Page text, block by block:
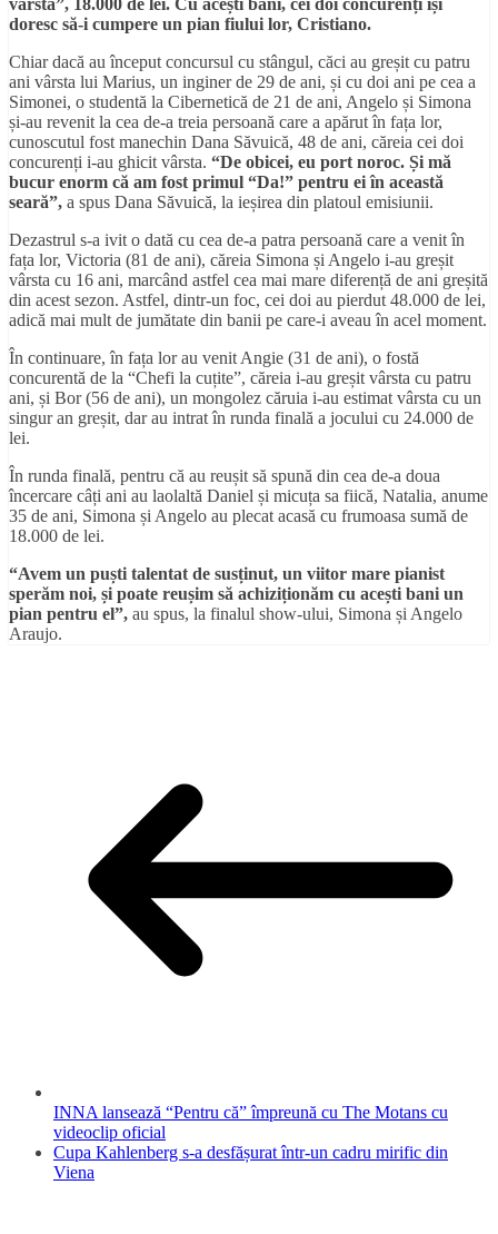
doresc să-i cumpere un pian fiului lor, Cristiano.
Chiar dacă au început concursul cu stângul, căci au greșit cu patru
ani vârsta lui Marius, un inginer de 29 de ani, și cu doi ani pe cea a
Simonei, o studentă la Cibernetică de 21 de ani, Angelo și Simona
și-au revenit la cea de-a treia persoană care a apărut în fața lor,
cunoscutul fost manechin Dana Săvuică, 48 de ani, căreia cei doi
concurenți i-au ghicit vârsta. “De obicei, eu port noroc. Și mă
bucur enorm că am fost primul “Da!” pentru ei în această
seară”, a spus Dana Săvuică, la ieșirea din platoul emisiunii.
Dezastrul s-a ivit o dată cu cea de-a patra persoană care a venit în
fața lor, Victoria (81 de ani), căreia Simona și Angelo i-au greșit
vârsta cu 16 ani, marcând astfel cea mai mare diferență de ani greșită
din acest sezon. Astfel, dintr-un foc, cei doi au pierdut 48.000 de lei,
adică mai mult de jumătate din banii pe care-i aveau în acel moment.
În continuare, în fața lor au venit Angie (31 de ani), o fostă
concurentă de la “Chefi la cuțite”, căreia i-au greșit vârsta cu patru
ani, și Bor (56 de ani), un mongolez căruia i-au estimat vârsta cu un
singur an greșit, dar au intrat în runda finală a jocului cu 24.000 de
lei.
În runda finală, pentru că au reușit să spună din cea de-a doua
încercare câți ani au laolaltă Daniel și micuța sa fiică, Natalia, anume
35 de ani, Simona și Angelo au plecat acasă cu frumoasa sumă de
18.000 de lei.
“Avem un puști talentat de susținut, un viitor mare pianist
sperăm noi, și poate reușim să achiziționăm cu acești bani un
pian pentru el”, au spus, la finalul show-ului, Simona și Angelo
Araujo.
INNA lansează “Pentru că” împreună cu The Motans cu
videoclip oficial
Cupa Kahlenberg s-a desfășurat într-un cadru mirific din
Viena